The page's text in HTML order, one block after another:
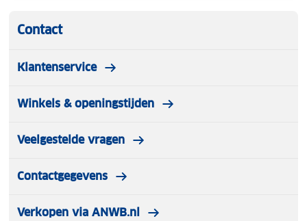
Contact
Klantenservice
Winkels & openingstijden
Veelgestelde vragen
Contactgegevens
Verkopen via ANWB.nl